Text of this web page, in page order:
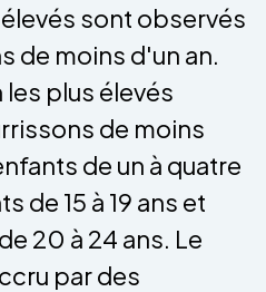
sont observés
de moins d'un an.
plus élevés
de moins
de un à quatre
de 15 à 19 ans et
20 à 24 ans. Le
par des